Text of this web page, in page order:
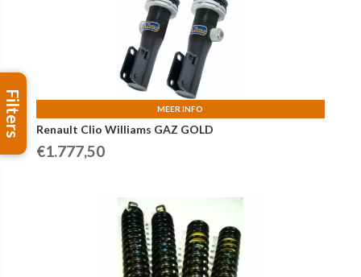
MEER INFO
Renault Clio Williams GAZ GOLD
€1.777,50
Filters